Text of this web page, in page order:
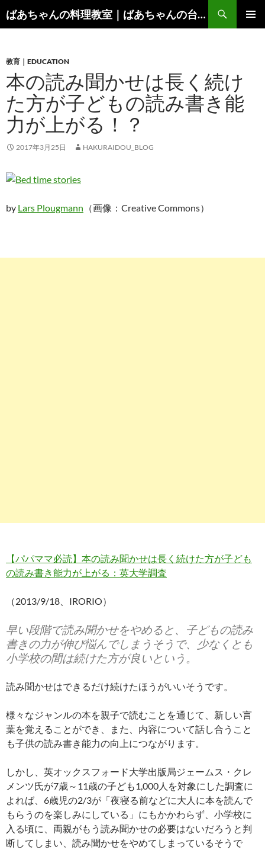
ン
ツ
へ
ス
キ
ッ
プ
ばあちゃんの料理教室｜ばあちゃんの台所から学ぶ、食と健康の知恵
索
教育｜EDUCATION
本の読み聞かせは長く続け
た方が子どもの読み書き能
力が上がる！？
2017年3月25日 HAKURAIDOU_BLOG
by Lars Plougmann （画像：Creative Commons）
【パパママ必読】本の読み聞かせは長く続けた方が子ども
の読み書き能力が上がる：英大学調査
（2013/9/18、IRORIO）
早い段階で読み聞かせをやめると、子どもの読み
書きの力が伸び悩んでしまうそうで、少なくとも
小学校の間は続けた方が良いという。
読み聞かせはできるだけ続けたほうがいいそうです。
様々なジャンルの本を親子で読むことを通じて、新しい言
葉を覚えることができ、また、内容について話し合うこと
も子供の読み書き能力の向上につながります。
しかし、英オックスフォード大学出版局ジェームス・クレ
メンツ氏が7歳～11歳の子ども1,000人を対象にした調査に
よれば、6歳児の2/3が「夜寝る前などに大人に本を読んで
もらうのを楽しみにしている」にもかかわらず、小学校に
入る頃に、両親がもう読み聞かせの必要はないだろうと判
断してしまい、読み聞かせをやめてしまっているそうで